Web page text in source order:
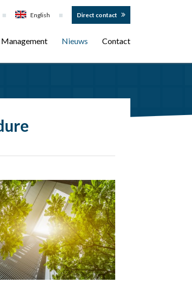
English Direct contact
Nieuws Contact